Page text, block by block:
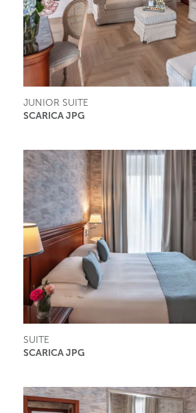
JUNIOR SUITE
SCARICA JPG
SUITE
SCARICA JPG